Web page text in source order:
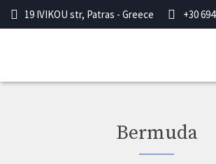
19 IVIKOU str, Patras - Greece +30
Bermuda